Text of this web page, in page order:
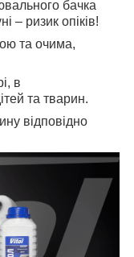
бачка
– ризик опіків!
та очима,
в
та тварин.
відповідно